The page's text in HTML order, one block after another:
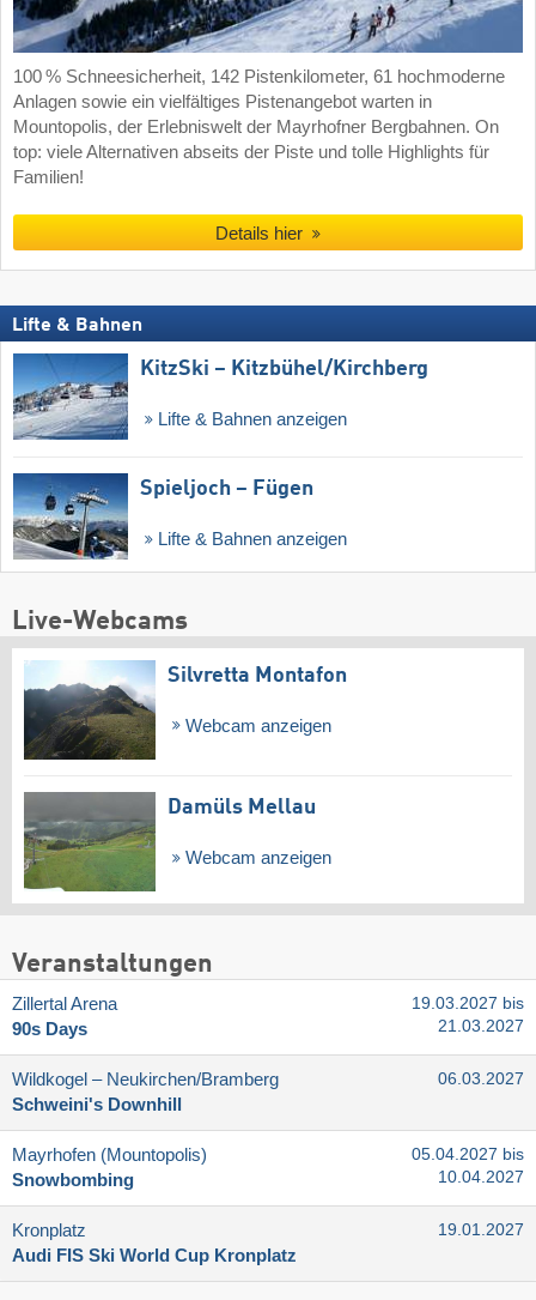
100 % Schneesicherheit, 142 Pistenkilometer, 61 hochmoderne
Anlagen sowie ein vielfältiges Pistenangebot warten in
Mountopolis, der Erlebniswelt der Mayrhofner Bergbahnen. On
top: viele Alternativen abseits der Piste und tolle Highlights für
Familien!
Details hier
Lifte & Bahnen
KitzSki – Kitzbühel/​Kirchberg
Lifte & Bahnen anzeigen
Spieljoch – Fügen
Lifte & Bahnen anzeigen
Live-Webcams
Silvretta Montafon
Webcam anzeigen
Damüls Mellau
Webcam anzeigen
Veranstaltungen
Zillertal Arena
90s Days
19.03.2027 bis
21.03.2027
Wildkogel – Neukirchen/​Bramberg
Schweini's Downhill
06.03.2027
Mayrhofen (Mountopolis)
Snowbombing
05.04.2027 bis
10.04.2027
Kronplatz
Audi FIS Ski World Cup Kronplatz
19.01.2027